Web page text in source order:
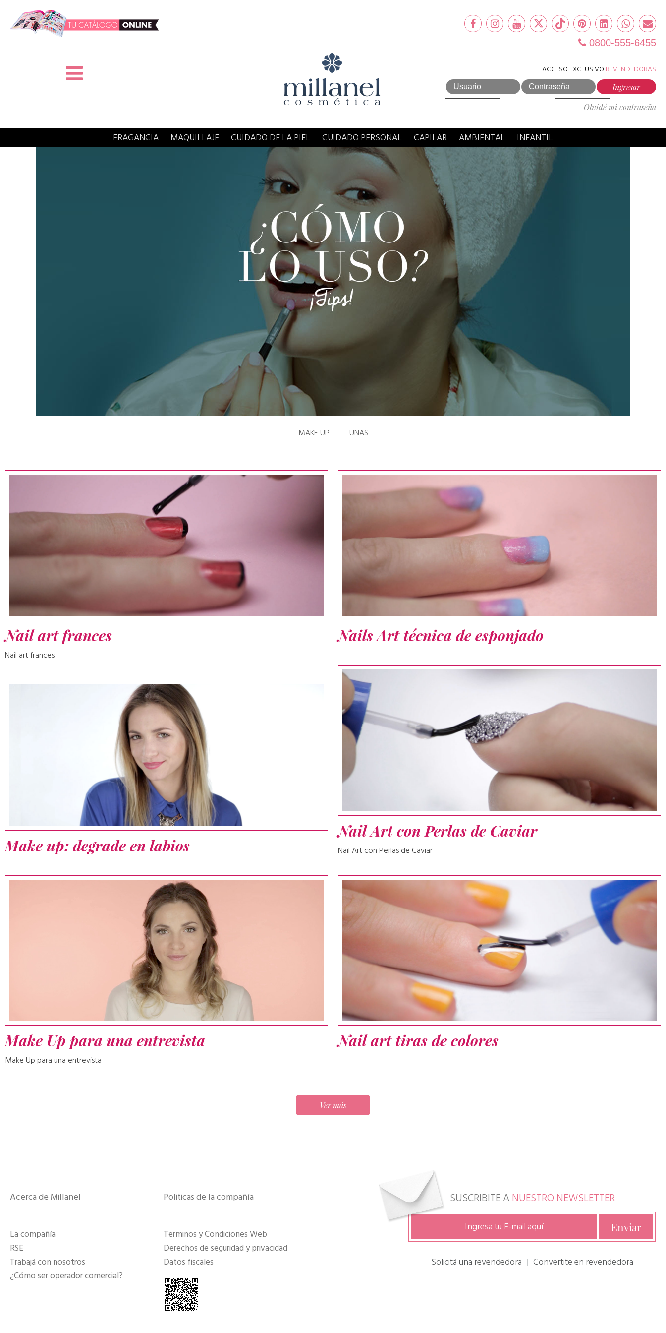
0800-555-6455
ACCESO EXCLUSIVO REVENDEDORAS
Olvidé mi contraseña
FRAGANCIA MAQUILLAJE CUIDADO DE LA PIEL CUIDADO PERSONAL CAPILAR AMBIENTAL INFANTIL
MAKE UP UÑAS
Nail art frances
Nail art frances
Make up: degrade en labios
Make Up para una entrevista
Make Up para una entrevista
Nails Art técnica de esponjado
Nail Art con Perlas de Caviar
Nail Art con Perlas de Caviar
Nail art tiras de colores
Ver más
Acerca de Millanel
La compañía
RSE
Trabajá con nosotros
¿Cómo ser operador comercial?
Politicas de la compañía
Terminos y Condiciones Web
Derechos de seguridad y privacidad
Datos fiscales
SUSCRIBITE ANUESTRO NEWSLETTER
Solicitá una revendedora Convertite en revendedora